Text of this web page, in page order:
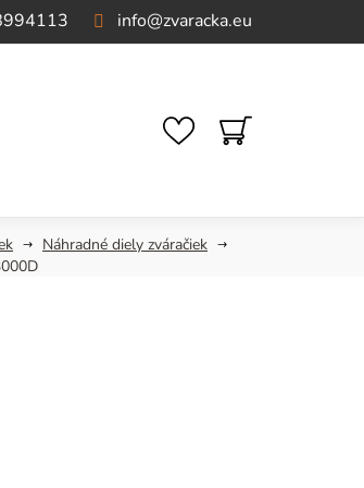
info@zvaracka.eu
NÁKUPNÝ
KOŠÍK
Náhradné diely zváračiek